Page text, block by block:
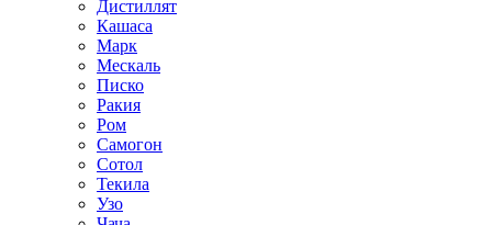
Дистиллят
Кашаса
Марк
Мескаль
Писко
Ракия
Ром
Самогон
Сотол
Текила
Узо